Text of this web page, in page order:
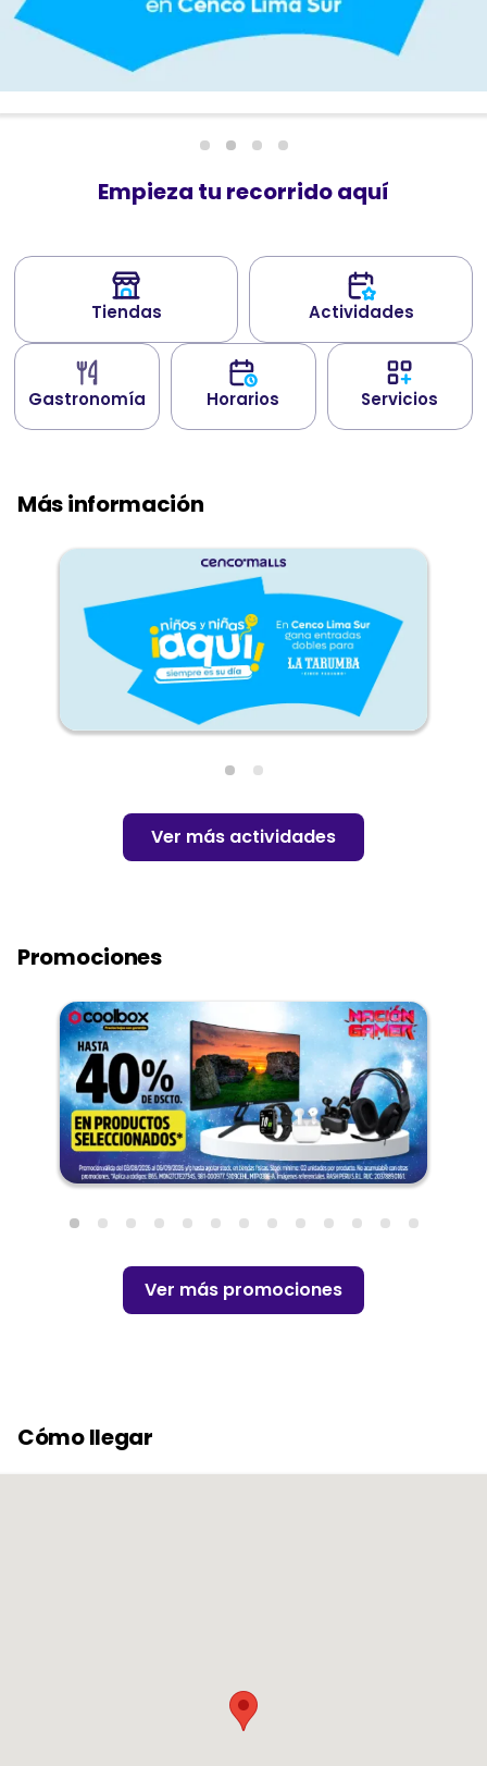
Empieza tu recorrido aquí
Tiendas Actividades
Gastronomía Horarios Servicios
Más información
Ver más actividades
Promociones
Ver más promociones
Cómo llegar